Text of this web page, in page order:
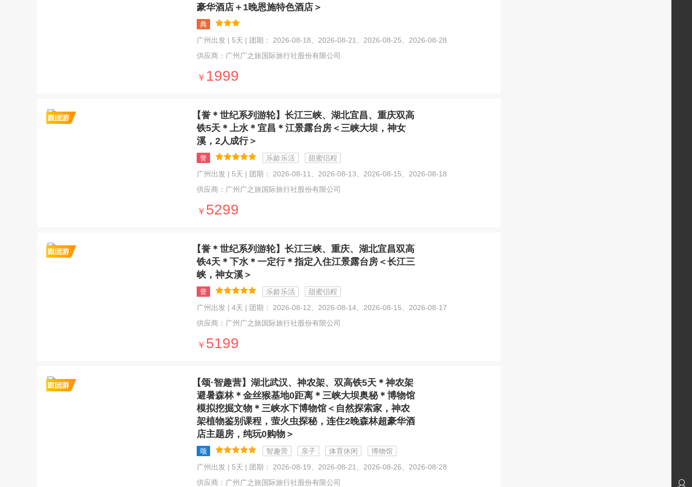
豪华酒店＋1晚恩施特色酒店＞
典
广州出发 | 5天 | 团期： 2026-08-18、2026-08-21、2026-08-25、2026-08-28
供应商：广州广之旅国际旅行社股份有限公司
￥ 1999
【誉＊世纪系列游轮】长江三峡、湖北宜昌、重庆双高
铁5天＊上水＊宜昌＊江景露台房＜三峡大坝，神女
溪，2人成行＞
誉 乐龄乐活
甜蜜侣程
广州出发 | 5天 | 团期： 2026-08-11、2026-08-13、2026-08-15、2026-08-18
供应商：广州广之旅国际旅行社股份有限公司
￥ 5299
【誉＊世纪系列游轮】长江三峡、重庆、湖北宜昌双高
铁4天＊下水＊一定行＊指定入住江景露台房＜长江三
峡，神女溪＞
誉 乐龄乐活
甜蜜侣程
广州出发 | 4天 | 团期： 2026-08-12、2026-08-14、2026-08-15、2026-08-17
供应商：广州广之旅国际旅行社股份有限公司
￥ 5199
【颂·智趣营】湖北武汉、神农架、双高铁5天＊神农架
避暑森林＊金丝猴基地0距离＊三峡大坝奥秘＊博物馆
模拟挖掘文物＊三峡水下博物馆＜自然探索家，神农
架植物鉴别课程，萤火虫探秘，连住2晚森林超豪华酒
店主题房，纯玩0购物＞
颂 智趣营 亲子 体育休闲
博物馆
广州出发 | 5天 | 团期： 2026-08-19、2026-08-21、2026-08-26、2026-08-28
供应商：广州广之旅国际旅行社股份有限公司